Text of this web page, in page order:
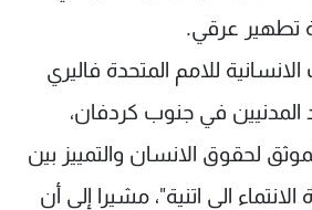
تطهير عرقي.
للامم المتحدة فاليري
في جنوب كردفان،
لحقوق الانسان والتمييز بين
الى اتنية"، مشيرا إلى أن